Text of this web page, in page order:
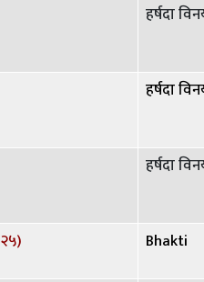
हर्षदा
हर्षदा
हर्षदा
Bhakti